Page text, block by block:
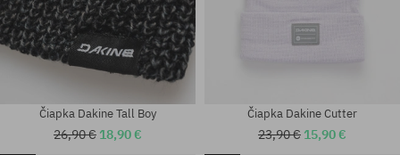
Čiapka Dakine Tall Boy
26,90 € 18,90 €
Čiapka Dakine Cutter
23,90 € 15,90 €